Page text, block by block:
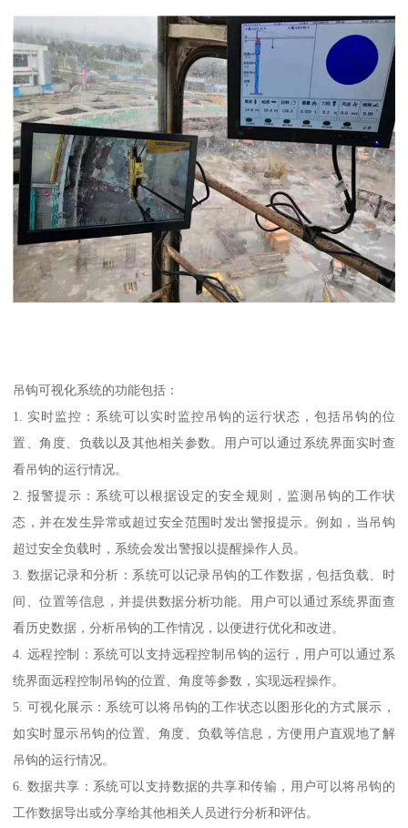
吊钩可视化系统的功能包括：
1. 实时监控：系统可以实时监控吊钩的运行状态，包括吊钩的位
置、角度、负载以及其他相关参数。用户可以通过系统界面实时查
看吊钩的运行情况。
2. 报警提示：系统可以根据设定的安全规则，监测吊钩的工作状
态，并在发生异常或超过安全范围时发出警报提示。例如，当吊钩
超过安全负载时，系统会发出警报以提醒操作人员。
3. 数据记录和分析：系统可以记录吊钩的工作数据，包括负载、时
间、位置等信息，并提供数据分析功能。用户可以通过系统界面查
看历史数据，分析吊钩的工作情况，以便进行优化和改进。
4. 远程控制：系统可以支持远程控制吊钩的运行，用户可以通过系
统界面远程控制吊钩的位置、角度等参数，实现远程操作。
5. 可视化展示：系统可以将吊钩的工作状态以图形化的方式展示，
如实时显示吊钩的位置、角度、负载等信息，方便用户直观地了解
吊钩的运行情况。
6. 数据共享：系统可以支持数据的共享和传输，用户可以将吊钩的
工作数据导出或分享给其他相关人员进行分析和评估。